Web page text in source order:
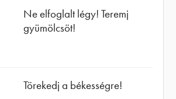
Ne elfoglalt légy! Teremj
gyümölcsöt!
Törekedj a békességre!